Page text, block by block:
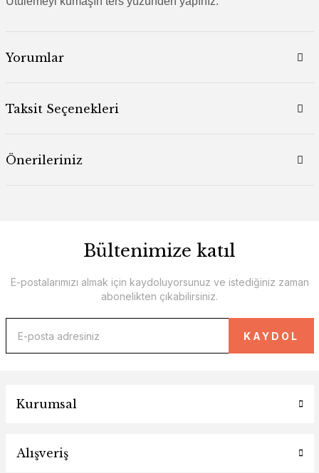
Yorumlar
Taksit Seçenekleri
Önerileriniz
Bültenimize katıl
E-postalarımızı almak için kaydoluyorsunuz ve istediğiniz zaman
abonelikten çıkabilirsiniz.
KAYDOL
Kurumsal
Alışveriş